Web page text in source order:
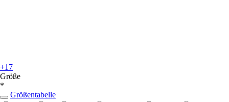
+17
Größe
*
Größentabelle